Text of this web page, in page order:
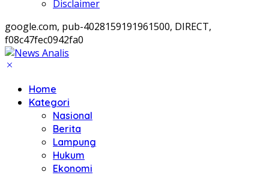
Disclaimer
google.com, pub-4028159191961500, DIRECT,
f08c47fec0942fa0
Home
Kategori
Nasional
Berita
Lampung
Hukum
Ekonomi